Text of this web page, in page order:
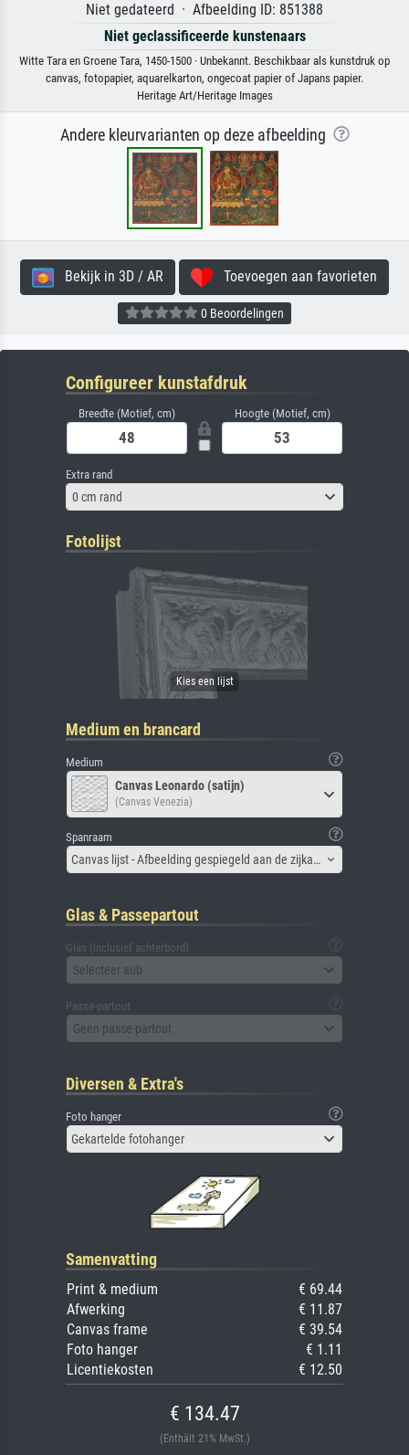
Niet gedateerd · Afbeelding ID: 851388
Niet geclassificeerde kunstenaars
Witte Tara en Groene Tara, 1450-1500 · Unbekannt. Beschikbaar als kunstdruk op
canvas, fotopapier, aquarelkarton, ongecoat papier of Japans papier.
Heritage Art/Heritage Images
Andere kleurvarianten op deze afbeelding
Bekijk in 3D / AR Toevoegen aan favorieten
0 Beoordelingen
Configureer kunstafdruk
Breedte (Motief, cm) Hoogte (Motief, cm)
Extra rand
0 cm rand
Fotolijst
Medium en brancard
Medium
Canvas Leonardo (satijn)
(Canvas Venezia)
Spanraam
Canvas lijst - Afbeelding gespiegeld aan de zijkant
Glas & Passepartout
Glas (inclusief achterbord)
Selecteer aub
Passe-partout
Geen passe-partout
Diversen & Extra's
Foto hanger
Gekartelde fotohanger
Samenvatting
Print & medium
€ 69.44
Afwerking
€ 11.87
Canvas frame
€ 39.54
Foto hanger
€ 1.11
Licentiekosten
€ 12.50
€ 134.47
(Enthält 21% MwSt.)